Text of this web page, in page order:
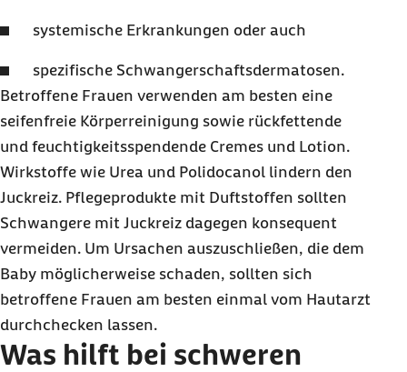
systemische Erkrankungen oder auch
spezifische Schwangerschaftsdermatosen.
Betroffene Frauen verwenden am besten eine
seifenfreie Körperreinigung sowie rückfettende
und feuchtigkeitsspendende Cremes und Lotion.
Wirkstoffe wie Urea und Polidocanol lindern den
Juckreiz. Pflegeprodukte mit Duftstoffen sollten
Schwangere mit Juckreiz dagegen konsequent
vermeiden. Um Ursachen auszuschließen, die dem
Baby möglicherweise schaden, sollten sich
betroffene Frauen am besten einmal vom Hautarzt
durchchecken lassen.
Was hilft bei schweren